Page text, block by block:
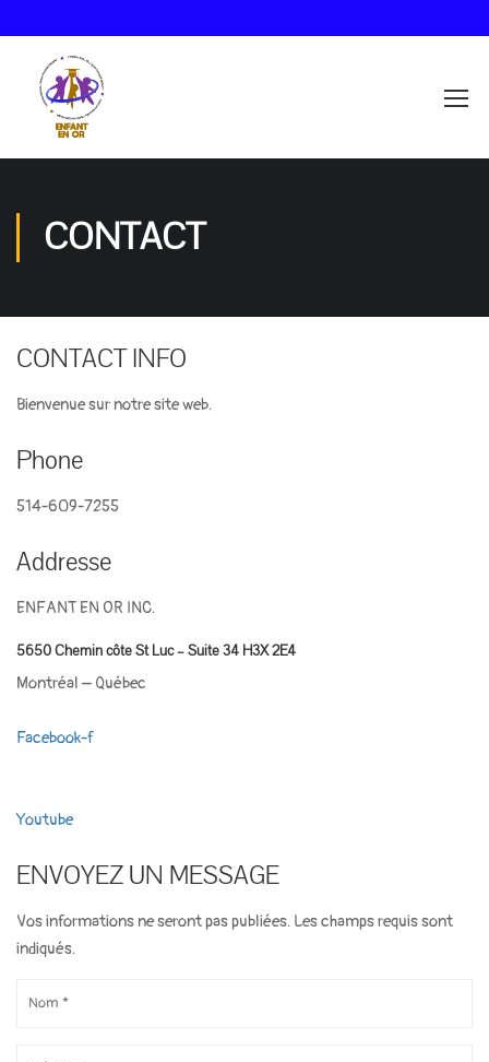
CONTACT
CONTACT INFO
Bienvenue sur notre site web.
Phone
514-609-7255
Addresse
ENFANT EN OR INC.
5650 Chemin côte St Luc – Suite 34 H3X 2E4
Montréal – Québec
Facebook-f
Youtube
ENVOYEZ UN MESSAGE
Vos informations ne seront pas publiées. Les champs requis sont
indiqués.